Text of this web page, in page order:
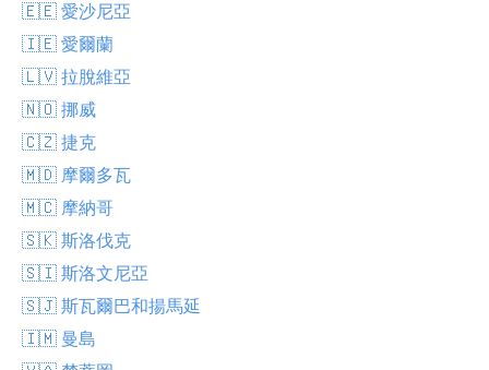
🇪🇪 愛沙尼亞
🇮🇪 愛爾蘭
🇱🇻 拉脫維亞
🇳🇴 挪威
🇨🇿 捷克
🇲🇩 摩爾多瓦
🇲🇨 摩納哥
🇸🇰 斯洛伐克
🇸🇮 斯洛文尼亞
🇸🇯 斯瓦爾巴和揚馬延
🇮🇲 曼島